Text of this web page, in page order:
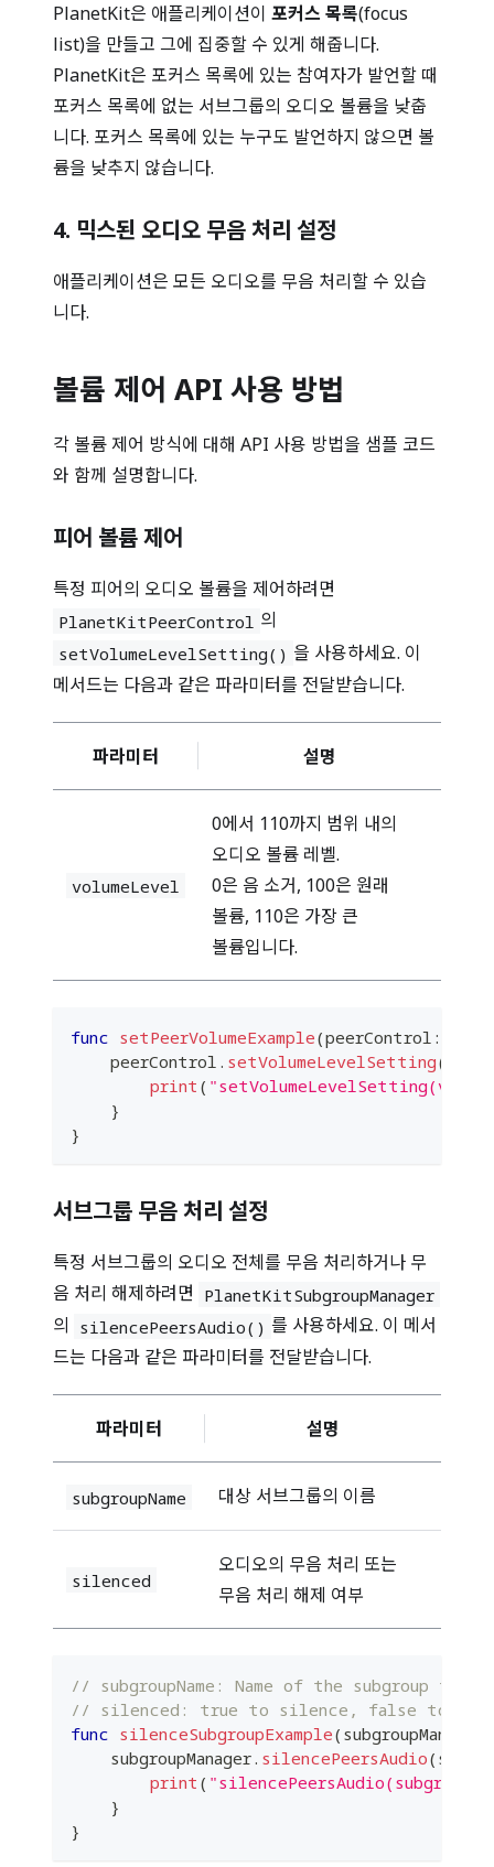
PlanetKit은 애플리케이션이 포커스 목록(focus
list)을 만들고 그에 집중할 수 있게 해줍니다.
PlanetKit은 포커스 목록에 있는 참여자가 발언할 때
포커스 목록에 없는 서브그룹의 오디오 볼륨을 낮춥
니다. 포커스 목록에 있는 누구도 발언하지 않으면 볼
륨을 낮추지 않습니다.
4. 믹스된 오디오 무음 처리 설정
애플리케이션은 모든 오디오를 무음 처리할 수 있습
니다.
볼륨 제어 API 사용 방법
각 볼륨 제어 방식에 대해 API 사용 방법을 샘플 코드
와 함께 설명합니다.
피어 볼륨 제어
특정 피어의 오디오 볼륨을 제어하려면
PlanetKitPeerControl 의
setVolumeLevelSetting() 을 사용하세요. 이
메서드는 다음과 같은 파라미터를 전달받습니다.
파라미터 설명
volumeLevel
0에서 110까지 범위 내의
오디오 볼륨 레벨.
0은 음 소거, 100은 원래
볼륨, 110은 가장 큰
볼륨입니다.
func setPeerVolumeExample(peerControl :
    peerControl
. setVolumeLevelSetting(
print (
}
}
서브그룹 무음 처리 설정
특정 서브그룹의 오디오 전체를 무음 처리하거나 무
음 처리 해제하려면 PlanetKitSubgroupManager
의 silencePeersAudio() 를 사용하세요. 이 메서
드는 다음과 같은 파라미터를 전달받습니다.
파라미터 설명
subgroupName 대상 서브그룹의 이름
silenced
오디오의 무음 처리 또는
무음 처리 해제 여부
// subgroupName: Name of the subgroup to
// silenced: true to silence, false to
func silenceSubgroupExample( subgroupManager
    subgroupManager
. silencePeersAudio(
print (
}
}